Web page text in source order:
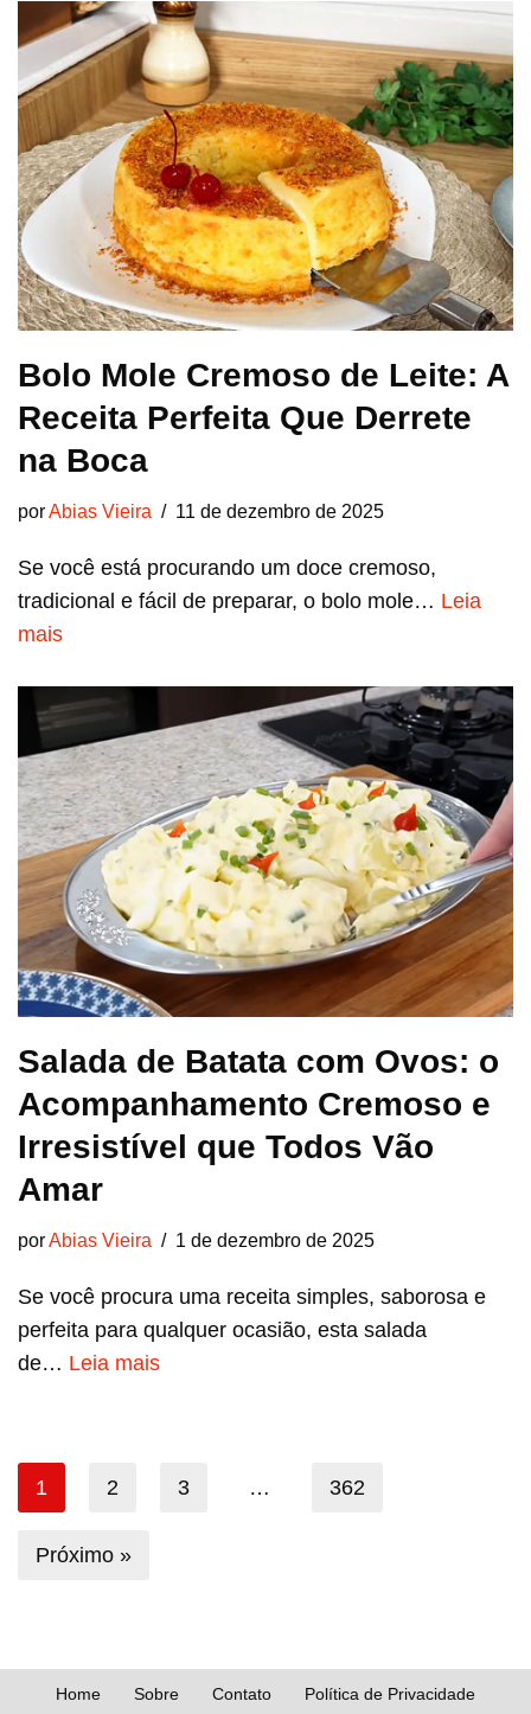
Bolo Mole Cremoso de Leite: A
Receita Perfeita Que Derrete
na Boca
porAbias Vieira 11 de dezembro de 2025
Se você está procurando um doce cremoso,
tradicional e fácil de preparar, o bolo mole… Leia
mais
Salada de Batata com Ovos: o
Acompanhamento Cremoso e
Irresistível que Todos Vão
Amar
porAbias Vieira 1 de dezembro de 2025
Se você procura uma receita simples, saborosa e
perfeita para qualquer ocasião, esta salada
de… Leia mais
1 2 3 … 362
Próximo »
Home Sobre Contato Política de Privacidade